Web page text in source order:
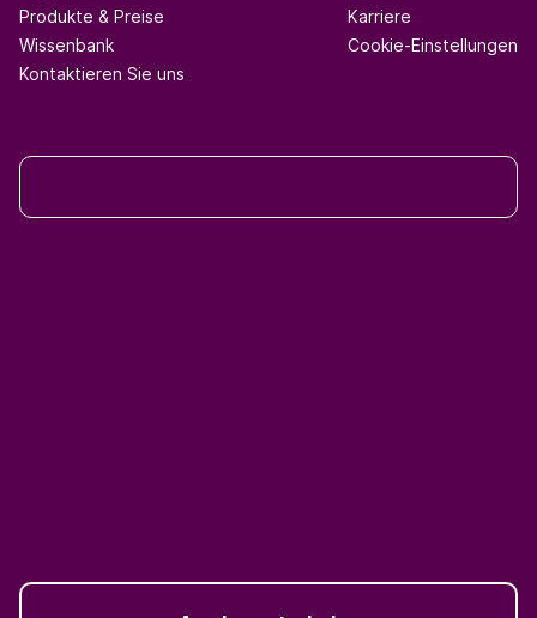
Produkte & Preise
Wissenbank
Kontaktieren Sie uns
Karriere
Cookie-Einstellungen